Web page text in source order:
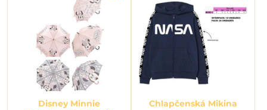
Disney Minnie
Chlapčenská Mikina